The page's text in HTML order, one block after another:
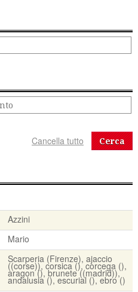
Cerca
Azzini
Mario
Scarperia (Firenze), ajaccio
((corse)), corsica (), corcega (),
aragon (), brunete ((madrid)),
andalusia (), escurial (), ebro ()